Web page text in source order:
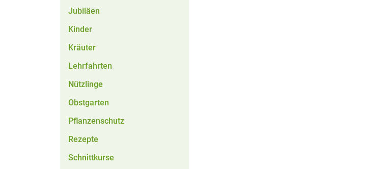
Jubiläen
Kinder
Kräuter
Lehrfahrten
Nützlinge
Obstgarten
Pflanzenschutz
Rezepte
Schnittkurse